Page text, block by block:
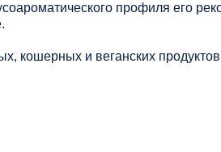
профиля его
кошерных и веганских